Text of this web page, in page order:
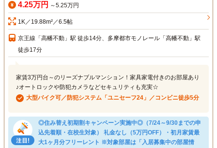
4.25万円 ～5.25万円
1K／19.88m²／6.5帖
京王線「高幡不動」駅 徒歩14分、多摩都市モノレール「高幡不動」駅
徒歩17分
家賃3万円台～のリーズナブルマンション！家具家電付きのお部屋あり
♪オートロックや防犯カメラなどセキュリティも充実☆
大型バイク可／防犯システム「ユニセーフ24」／コンビニ徒歩5分
◎住み替え初期割キャンペーン実施中◎（7/24～9/30までの申
込先着順・在校生対象） 礼金なし（5万円OFF）・初月家賃最
大1ヶ月分フリーレント ※対象部屋は「入居募集中の部屋情